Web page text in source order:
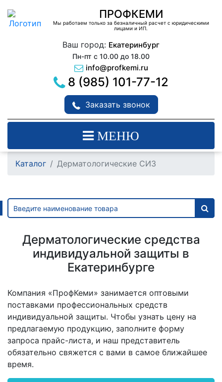
ПРОФКЕМИ
Мы работаем только за безналичный расчет с юридическими
лицами и ИП.
Ваш город: Екатеринбург
Пн-пт с 10.00 до 18.00
info@profkemi.ru
8 (985) 101-77-12
Заказать звонок
МЕНЮ
Каталог Дерматологические СИЗ
Дерматологические средства
индивидуальной защиты в
Екатеринбурге
Компания «ПрофКеми» занимается оптовыми
поставками профессиональных средств
индивидуальной защиты. Чтобы узнать цену на
предлагаемую продукцию, заполните форму
запроса прайс-листа, и наш представитель
обязательно свяжется с вами в самое ближайшее
время.